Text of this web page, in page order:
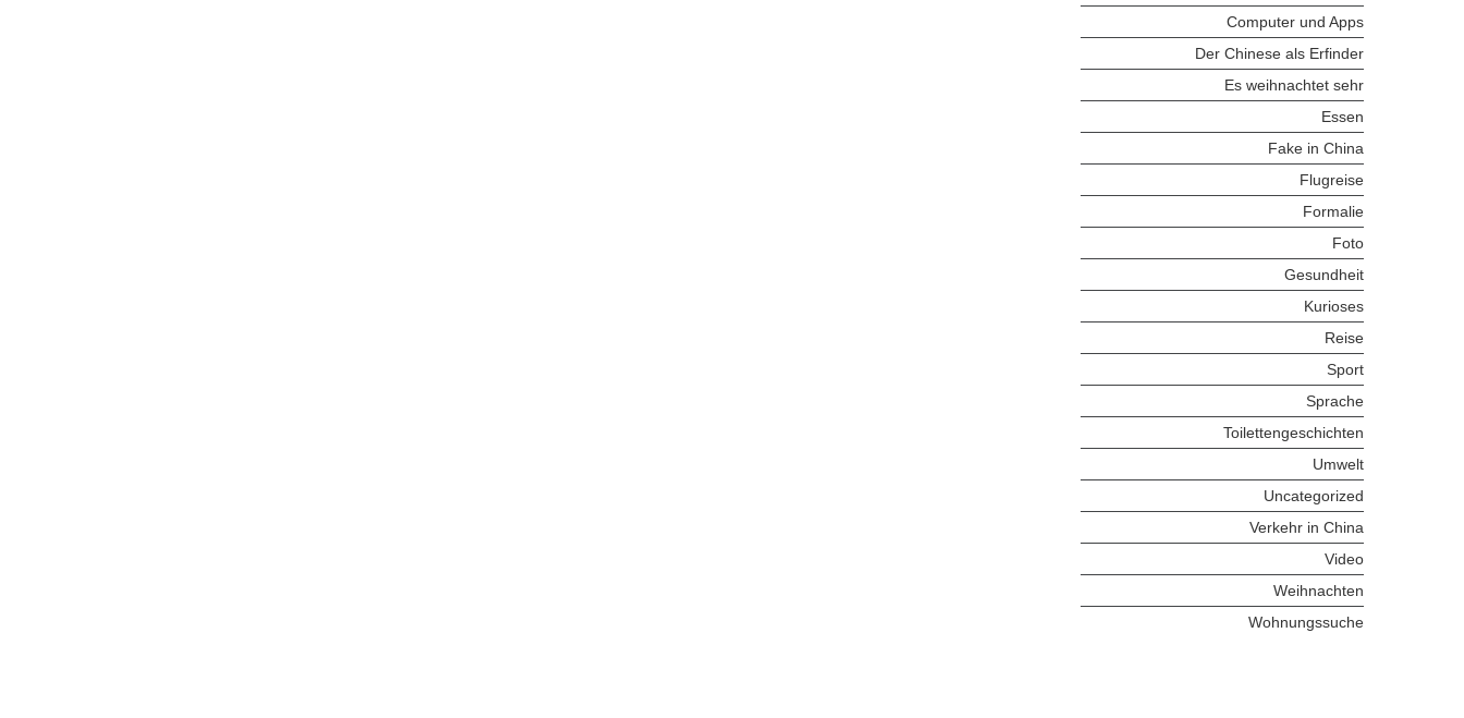
Computer und Apps
Der Chinese als Erfinder
Es weihnachtet sehr
Essen
Fake in China
Flugreise
Formalie
Foto
Gesundheit
Kurioses
Reise
Sport
Sprache
Toilettengeschichten
Umwelt
Uncategorized
Verkehr in China
Video
Weihnachten
Wohnungssuche